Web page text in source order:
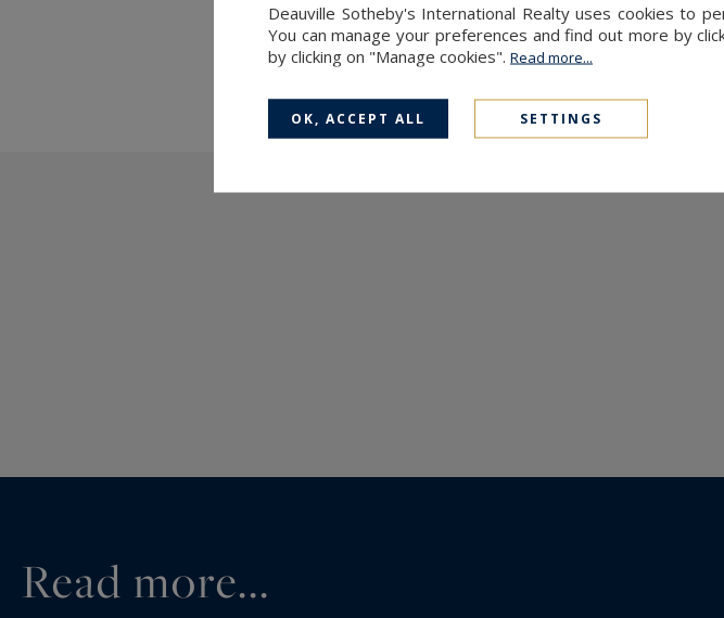
Information on the risks to which this property is exposed is
available at:www.georisques.gouv.fr
Read more...
Deauville Sotheby's International Realty uses cookies to
You can manage your preferences and find out more by
by clicking on "Manage cookies". Read more...
OK, ACCEPT ALL SETTINGS